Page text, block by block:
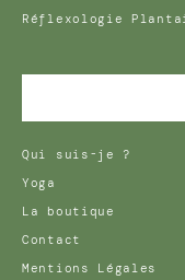
Réflexologie
Qui suis-je ?
Yoga
La boutique
Contact
Mentions Légales